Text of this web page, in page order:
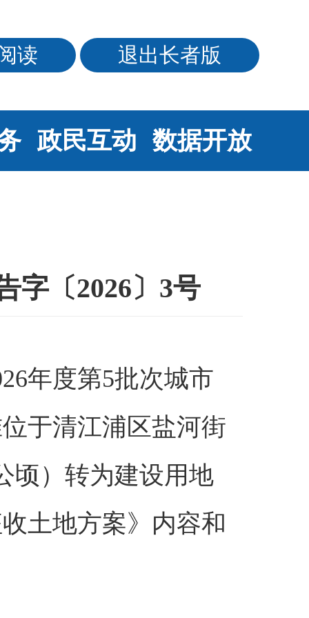
读 退出长者版
政民互动 数据开放
字〔2026〕3号
年度第5批次城市
于清江浦区盐河街
顷）转为建设用地
土地方案》内容和